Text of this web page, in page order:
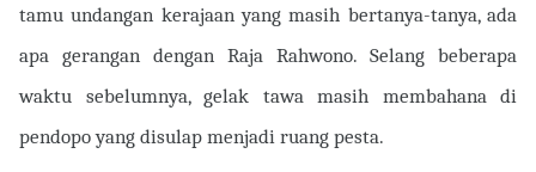
tamu undangan kerajaan yang masih bertanya-tanya, ada
apa gerangan dengan Raja Rahwono. Selang beberapa
waktu sebelumnya, gelak tawa masih membahana di
pendopo yang disulap menjadi ruang pesta.